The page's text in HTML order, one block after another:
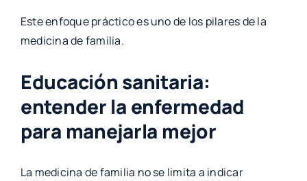
Este enfoque práctico es uno de los pilares de la
medicina de familia.
Educación sanitaria:
entender la enfermedad
para manejarla mejor
La medicina de familia no se limita a indicar